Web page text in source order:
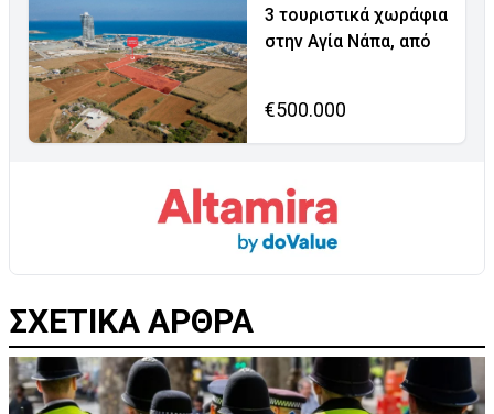
3 τουριστικά χωράφια
στην Αγία Νάπα, από
€500.000
ΣΧΕΤΙΚΑ ΑΡΘΡΑ